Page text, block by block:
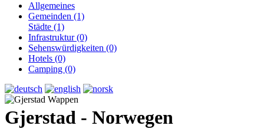
Allgemeines
Gemeinden (1)
Städte (1)
Infrastruktur (0)
Sehenswürdigkeiten (0)
Hotels (0)
Camping (0)
Gjerstad - Norwegen